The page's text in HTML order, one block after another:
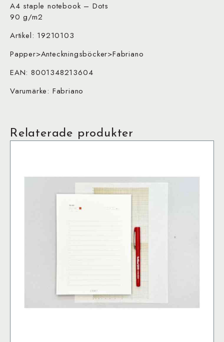
A4 staple notebook – Dots
90 g/m2
Artikel: 19210103
Papper>Anteckningsböcker>Fabriano
EAN: 8001348213604
Varumärke: Fabriano
Relaterade produkter